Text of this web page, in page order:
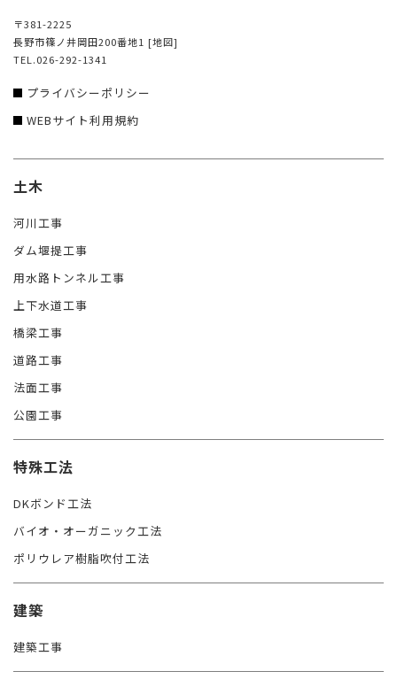
〒381-2225
長野市篠ノ井岡田200番地1 [地図]
TEL.026-292-1341
プライバシーポリシー
WEBサイト利用規約
土木
河川工事
ダム堰提工事
用水路トンネル工事
上下水道工事
橋梁工事
道路工事
法面工事
公園工事
特殊工法
DKボンド工法
バイオ・オーガニック工法
ポリウレア樹脂吹付工法
建築
建築工事